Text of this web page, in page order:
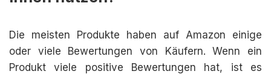
Die meisten Produkte haben auf Amazon einige
oder viele Bewertungen von Käufern. Wenn ein
Produkt viele positive Bewertungen hat, ist es